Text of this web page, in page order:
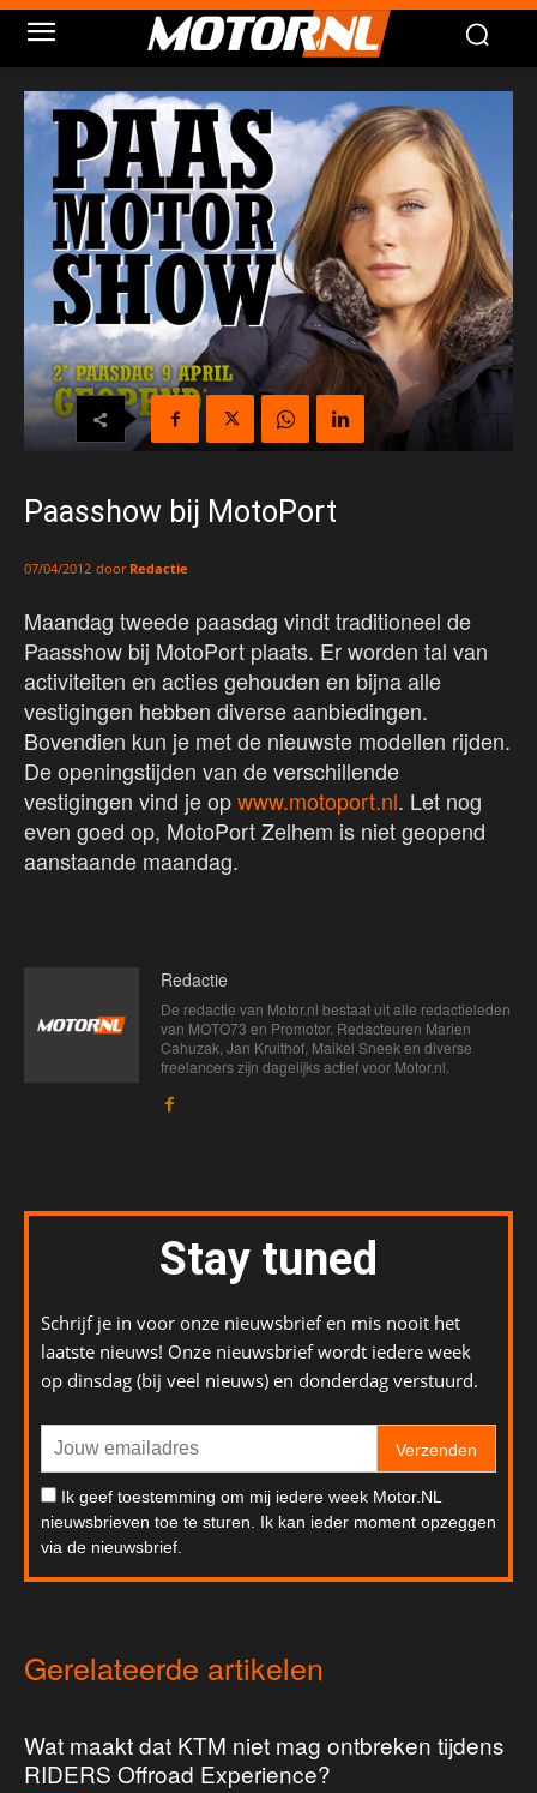
Paasshow bij MotoPort
07/04/2012 door Redactie
Maandag tweede paasdag vindt traditioneel de
Paasshow bij MotoPort plaats. Er worden tal van
activiteiten en acties gehouden en bijna alle
vestigingen hebben diverse aanbiedingen.
Bovendien kun je met de nieuwste modellen rijden.
De openingstijden van de verschillende
vestigingen vind je opwww.motoport.nl. Let nog
even goed op, MotoPort Zelhem is niet geopend
aanstaande maandag.
Redactie
De redactie van Motor.nl bestaat uit alle redactieleden
van MOTO73 en Promotor. Redacteuren Marien
Cahuzak, Jan Kruithof, Maikel Sneek en diverse
freelancers zijn dagelijks actief voor Motor.nl.
Stay tuned
Schrijf je in voor onze nieuwsbrief en mis nooit het
laatste nieuws! Onze nieuwsbrief wordt iedere week
op dinsdag (bij veel nieuws) en donderdag verstuurd.
Verzenden
Ik geef toestemming om mij iedere week Motor.NL
nieuwsbrieven toe te sturen. Ik kan ieder moment opzeggen
via de nieuwsbrief.
Gerelateerde artikelen
Wat maakt dat KTM niet mag ontbreken tijdens
RIDERS Offroad Experience?